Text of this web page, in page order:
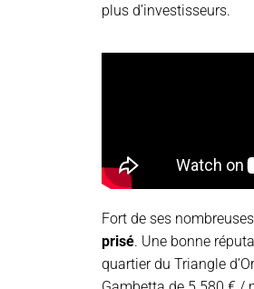
plus d’investisseurs.
Fort de ses
prisé. Une bonne
quartier du Triangle